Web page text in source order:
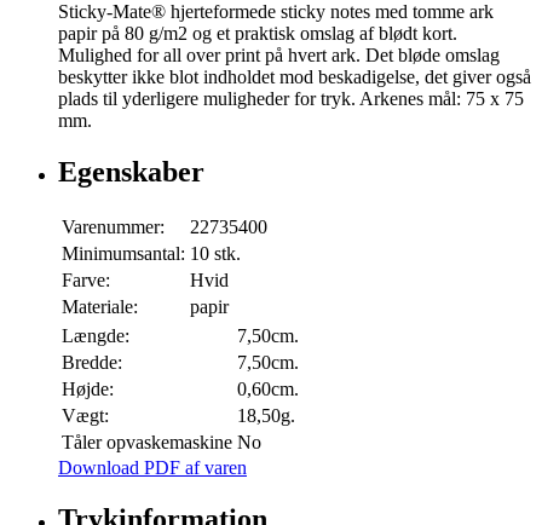
Sticky-Mate® hjerteformede sticky notes med tomme ark
papir på 80 g/m2 og et praktisk omslag af blødt kort.
Mulighed for all over print på hvert ark. Det bløde omslag
beskytter ikke blot indholdet mod beskadigelse, det giver også
plads til yderligere muligheder for tryk. Arkenes mål: 75 x 75
mm.
Egenskaber
Varenummer:
22735400
Minimumsantal: 10 stk.
Farve:
Hvid
Materiale:
papir
Længde:
7,50cm.
Bredde:
7,50cm.
Højde:
0,60cm.
Vægt:
18,50g.
Tåler opvaskemaskine No
Download PDF af varen